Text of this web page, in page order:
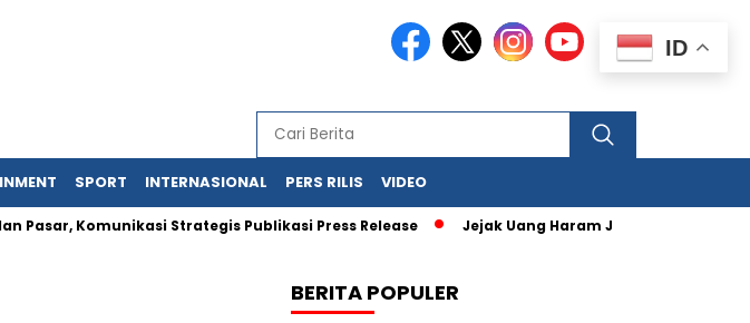
SPORT INTERNASIONAL PERS RILIS VIDEO
Strategis Publikasi Press Release Jejak Uang Haram Judi Online Mulai Terbaca,
BERITA POPULER
ID